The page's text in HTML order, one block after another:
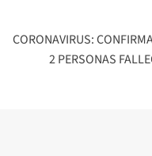
CORONAVIRUS:
2 PERSONAS